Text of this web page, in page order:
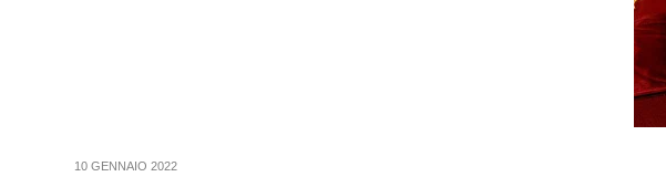
10 GENNAIO 2022